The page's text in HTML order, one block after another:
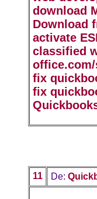
download
Download
activate
classified
fix
fix
11 De: